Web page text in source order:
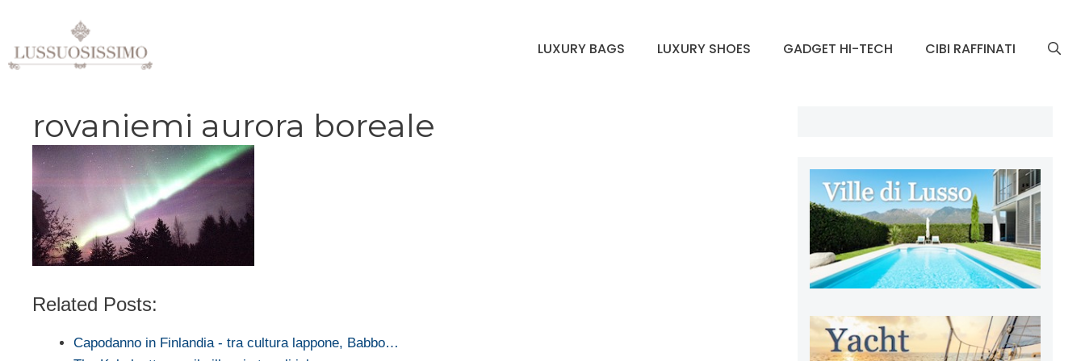
contenuto
LUXURY BAGS LUXURY SHOES GADGET HI-TECH CIBI RAFFINATI
rovaniemi aurora boreale
Related Posts:
Capodanno in Finlandia - tra cultura lappone, Babbo…